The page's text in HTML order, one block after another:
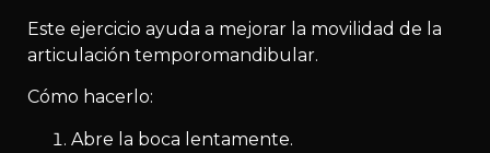
Este ejercicio ayuda a mejorar la movilidad de la
articulación temporomandibular.
Cómo hacerlo:
Abre la boca lentamente.